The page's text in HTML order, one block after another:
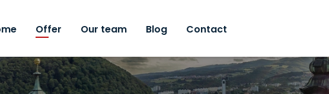
Offer Our team Blog Contact